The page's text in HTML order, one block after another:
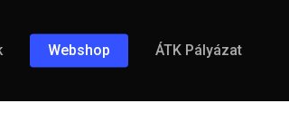
Webshop ÁTK Pályázat